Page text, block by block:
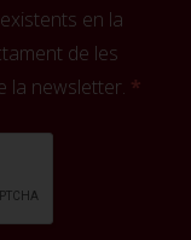
en la
de les
la newsletter.